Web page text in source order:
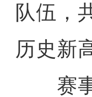
队伍，
历史新
赛事